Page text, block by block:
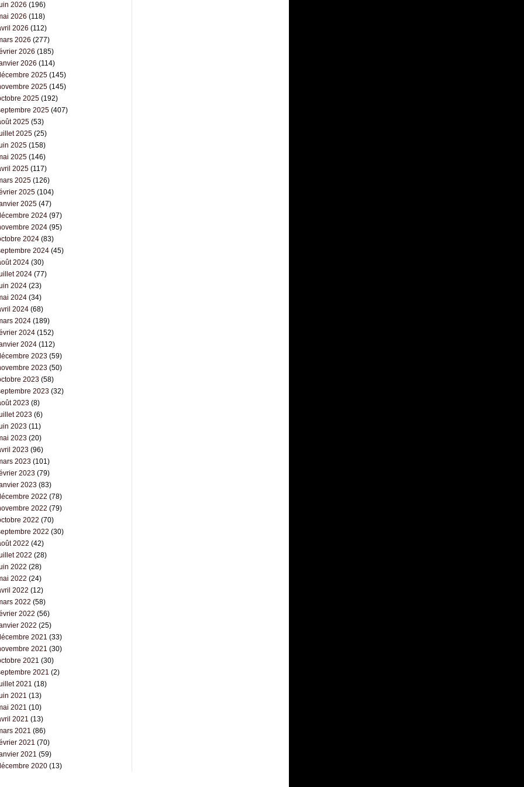
2026 (196)
2026 (118)
2026 (112)
2026 (277)
2026 (185)
2026 (114)
2025(145)
2025(145)
2025(192)
2025(407)
2025(53)
2025(25)
2025(158)
2025(146)
2025(117)
2025(126)
2025(104)
2025(47)
2024(97)
2024(95)
2024(83)
2024(45)
2024(30)
2024(77)
2024(23)
2024(34)
2024(68)
2024(189)
2024(152)
2024(112)
2023(59)
2023(50)
2023(58)
2023(32)
2023(8)
2023(6)
2023(11)
2023(20)
2023(96)
2023(101)
2023(79)
2023(83)
2022 (78)
2022 (79)
2022 (70)
2022 (30)
2022 (42)
2022 (28)
2022 (28)
2022 (24)
2022 (12)
2022 (58)
2022 (56)
2022 (25)
2021 (33)
2021 (30)
2021 (30)
2021 (2)
2021 (18)
2021 (13)
2021 (10)
2021 (13)
2021 (86)
2021 (70)
2021 (59)
2020(13)